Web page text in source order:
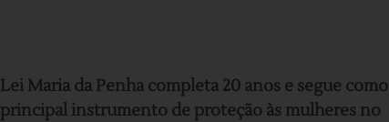
Lei Maria da Penha completa 20 anos e segue como
principal instrumento de proteção às mulheres no